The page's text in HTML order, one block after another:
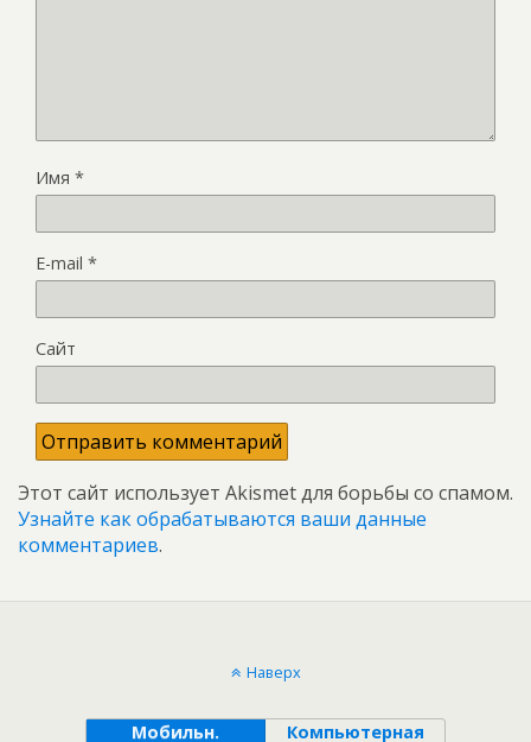
Имя *
E-mail *
Сайт
Этот сайт использует Akismet для борьбы со спамом.
Узнайте как обрабатываются ваши данные
комментариев.
Наверх
Мобильн. Компьютерная